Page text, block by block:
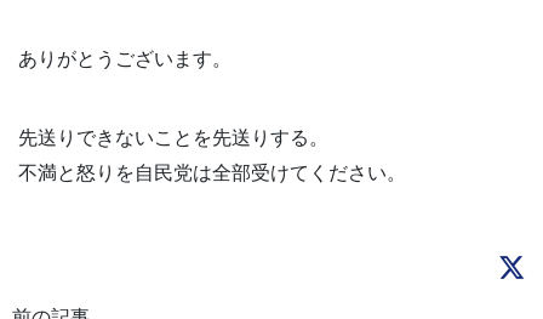
ありがとうございます。
先送りできないことを先送りする。
不満と怒りを自民党は全部受けてください。